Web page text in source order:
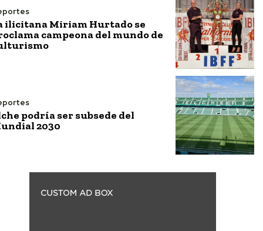
ilicitana Miriam Hurtado se
campeona del mundo de
podría ser subsede del
2030